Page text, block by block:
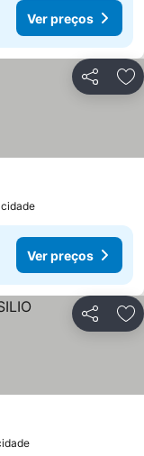
Ver preços
Partilhar
Ver preços
Partilhar